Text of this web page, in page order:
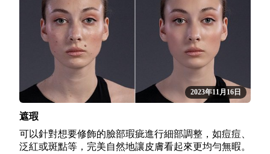
2023年11月16日
遮瑕
可以針對想要修飾的臉部瑕疵進行細部調整，如痘痘、
泛紅或斑點等，完美自然地讓皮膚看起來更均勻無暇。